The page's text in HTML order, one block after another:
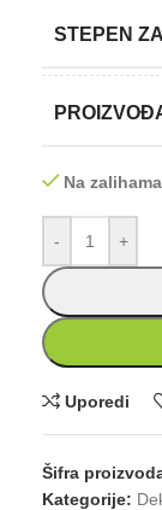
STEPEN
Na zalihama
- +
Uporedi
Šifra
Kategorije: